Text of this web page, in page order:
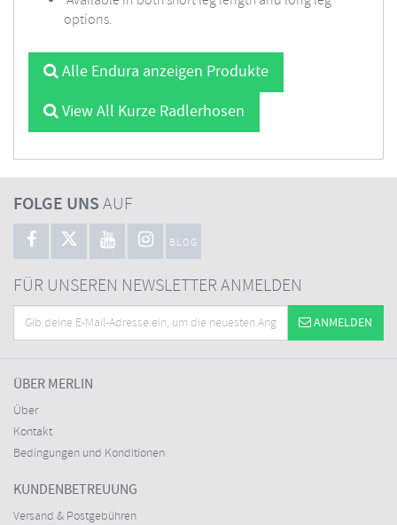
options.
Alle Endura anzeigen Produkte
View All Kurze Radlerhosen
FOLGE UNSAUF
BLOG
FÜR UNSEREN NEWSLETTER ANMELDEN
ANMELDEN
ÜBER MERLIN
Über
Kontakt
Bedingungen und Konditionen
KUNDENBETREUUNG
Versand & Postgebühren